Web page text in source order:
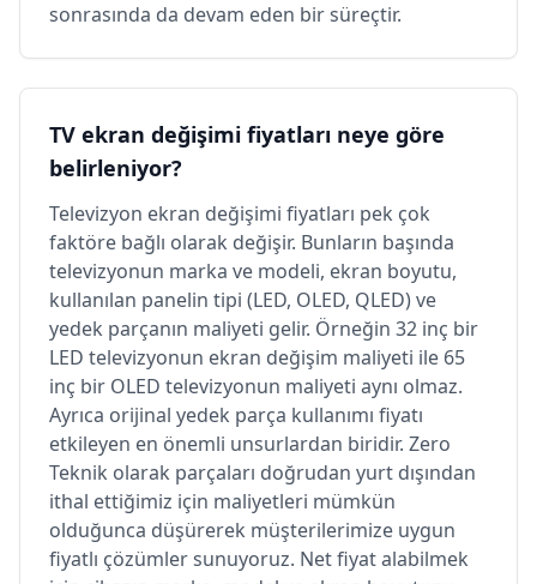
sonrasında da devam eden bir süreçtir.
TV ekran değişimi fiyatları neye göre
belirleniyor?
Televizyon ekran değişimi fiyatları pek çok
faktöre bağlı olarak değişir. Bunların başında
televizyonun marka ve modeli, ekran boyutu,
kullanılan panelin tipi (LED, OLED, QLED) ve
yedek parçanın maliyeti gelir. Örneğin 32 inç bir
LED televizyonun ekran değişim maliyeti ile 65
inç bir OLED televizyonun maliyeti aynı olmaz.
Ayrıca orijinal yedek parça kullanımı fiyatı
etkileyen en önemli unsurlardan biridir. Zero
Teknik olarak parçaları doğrudan yurt dışından
ithal ettiğimiz için maliyetleri mümkün
olduğunca düşürerek müşterilerimize uygun
fiyatlı çözümler sunuyoruz. Net fiyat alabilmek